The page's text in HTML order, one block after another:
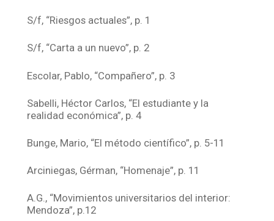
S/f, “Riesgos actuales”, p. 1
S/f, “Carta a un nuevo”, p. 2
Escolar, Pablo, “Compañero”, p. 3
Sabelli, Héctor Carlos, “El estudiante y la
realidad económica”, p. 4
Bunge, Mario, “El método científico”, p. 5-11
Arciniegas, Gérman, “Homenaje”, p. 11
A.G., “Movimientos universitarios del interior:
Mendoza”, p.12